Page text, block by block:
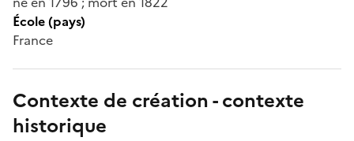
École (pays)
France
Contexte de création - contexte
historique